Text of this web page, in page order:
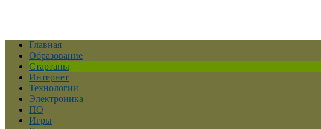
Главная
Образование
Стартапы
Интернет
Технологии
Электроника
ПО
Игры